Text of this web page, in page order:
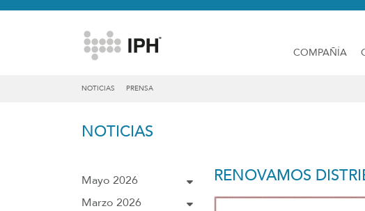
COMPAÑÍA
NOTICIAS PRENSA
NOTICIAS
Mayo 2026
Marzo 2026
RENOVAMOS